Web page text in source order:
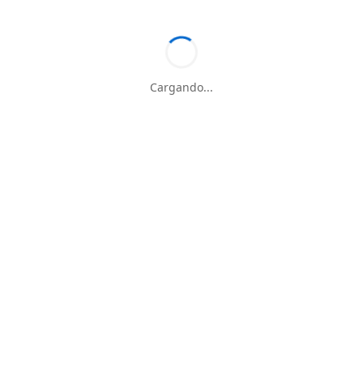
Cargando...